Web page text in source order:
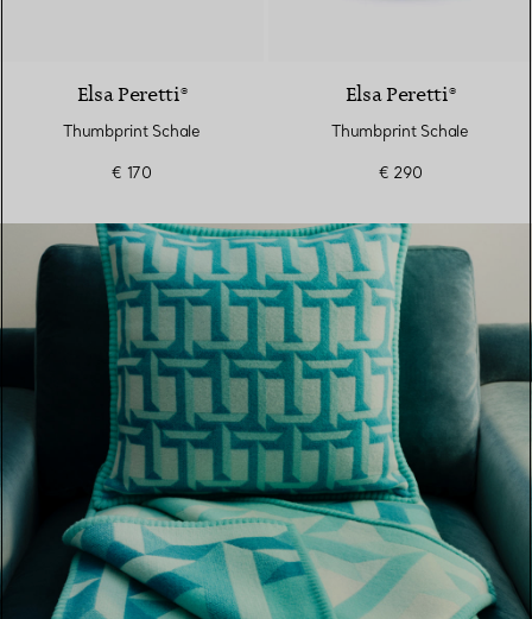
Elsa Peretti®
Thumbprint Schale
€ 170
Elsa Peretti®
Thumbprint Schale
€ 290